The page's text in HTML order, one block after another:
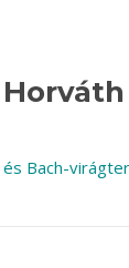
és Bach-